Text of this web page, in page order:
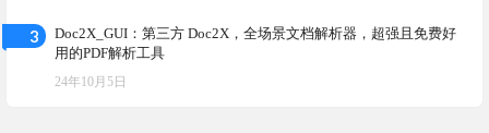
3
Doc2X_GUI：第三方 Doc2X，全场景文档解析器，超强且免费好
用的PDF解析工具
24年10月5日